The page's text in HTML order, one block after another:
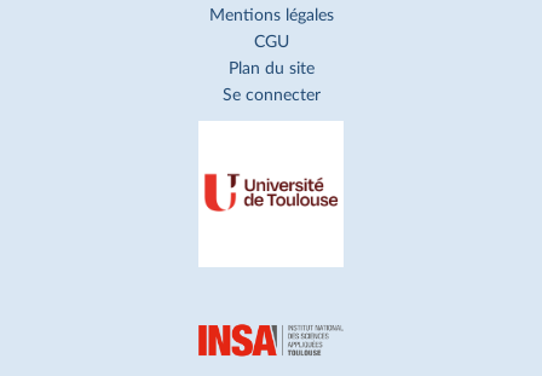
Mentions légales
CGU
Plan du site
Se connecter